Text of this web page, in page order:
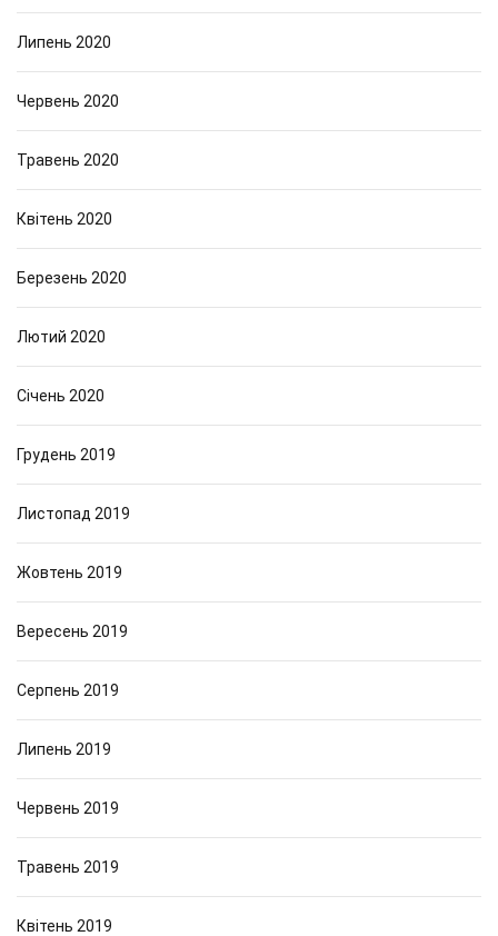
Липень 2020
Червень 2020
Травень 2020
Квітень 2020
Березень 2020
Лютий 2020
Січень 2020
Грудень 2019
Листопад 2019
Жовтень 2019
Вересень 2019
Серпень 2019
Липень 2019
Червень 2019
Травень 2019
Квітень 2019